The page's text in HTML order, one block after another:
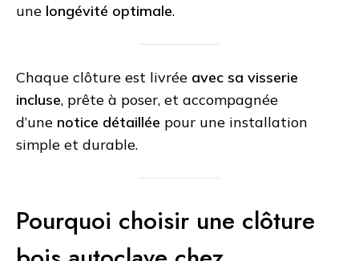
une longévité optimale.
Chaque clôture est livrée avec sa visserie
incluse, prête à poser, et accompagnée
d’une notice détaillée pour une installation
simple et durable.
Pourquoi choisir une clôture